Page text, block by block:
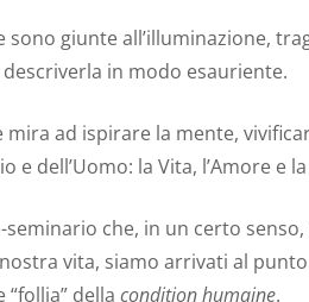
sono giunte all’illuminazione,
in modo esauriente.
mira ad ispirare la mente,
e dell’Uomo: la Vita, l’Amore e la
che, in un certo
vita, siamo arrivati al
“follia” della condition humaine.